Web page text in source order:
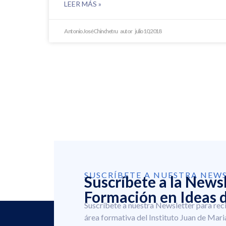
LEER MÁS »
Antonio José Chinchetru julio 10, 2018
SUSCRÍBETE A NUESTRA
Suscríbete a la
Formación en Ideas
Suscríbete a nuestra Newsletter para
área formativa del Instituto Juan de